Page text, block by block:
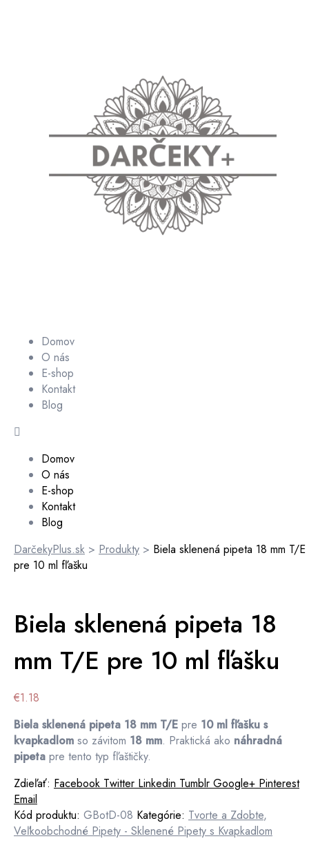
Domov
O nás
E-shop
Kontakt
Blog
Domov
O nás
E-shop
Kontakt
Blog
DarčekyPlus.sk > Produkty > Biela sklenená pipeta 18 mm T/E
pre 10 ml fľašku
Biela sklenená pipeta 18
mm T/E pre 10 ml fľašku
€1.18
Biela sklenená pipeta 18 mm T/E pre 10 ml fľašku s
kvapkadlom so závitom 18 mm. Praktická ako náhradná
pipeta pre tento typ fľaštičky.
Zdieľať: Facebook Twitter Linkedin Tumblr Google+ Pinterest
Email
Kód produktu: GBotD-08 Kategórie: Tvorte a Zdobte,
Veľkoobchodné Pipety - Sklenené Pipety s Kvapkadlom